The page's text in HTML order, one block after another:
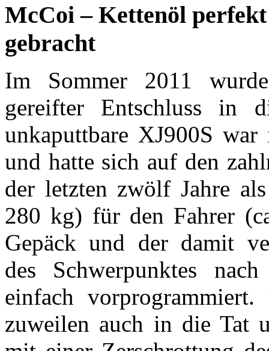
McCoi – Kettenöl
gebracht
Im Sommer 2011
gereifter Entschluss in
unkaputtbare XJ900S
und hatte sich auf den
der letzten zwölf Jahre
280 kg) für den Fahrer
Gepäck und der damit
des Schwerpunktes
einfach
zuweilen auch in die Tat